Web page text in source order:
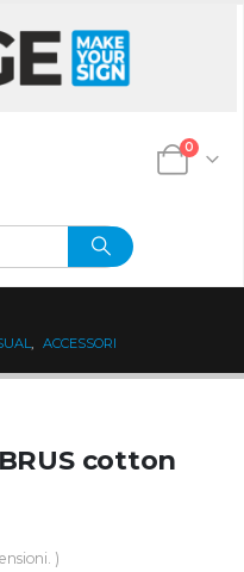
0
ACCESSORI
cotton
)